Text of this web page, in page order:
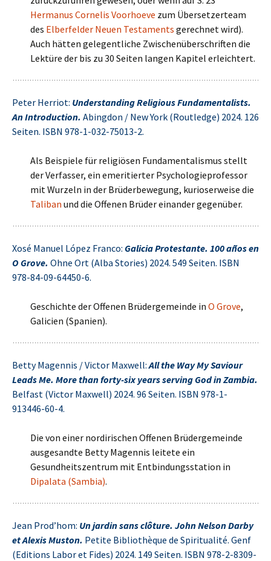
Hermanus Cornelis Voorhoeve zum Übersetzerteam
des Elberfelder Neuen Testaments gerechnet wird).
Auch hätten gelegentliche Zwischenüberschriften die
Lektüre der bis zu 30 Seiten langen Kapitel erleichtert.
Peter Herriot: Understanding Religious Fundamentalists.
An Introduction. Abingdon / New York (Routledge) 2024. 126
Seiten. ISBN 978-1-032-75013-2.
Als Beispiele für religiösen Fundamentalismus stellt
der Verfasser, ein emeritierter Psychologieprofessor
mit Wurzeln in der Brüderbewegung, kurioserweise die
Taliban und die Offenen Brüder einander gegenüber.
Xosé Manuel López Franco: Galicia Protestante. 100 años en
O Grove. Ohne Ort (Alba Stories) 2024. 549 Seiten. ISBN
978-84-09-64450-6.
Geschichte der Offenen Brüdergemeinde in O Grove,
Galicien (Spanien).
Betty Magennis / Victor Maxwell:All the Way My Saviour
Leads Me. More than forty-six ye‍ars serving God in Zambia.
Belfast (Victor Maxwell) 2024. 96 Seiten. ISBN 978-1-
913446-60-4.
Die von einer nordirischen Offenen Brüdergemeinde
ausgesandte Betty Magennis leitete ein
Gesundheitszentrum mit Entbindungsstation in
Dipalata (Sambia).
Jean Prod’hom: Un jardin sans clôture. John Nelson Darby
et Alexis Muston. Petite Bibliothèque de Spiritualité. Genf
(Editions Labor et Fides) 2024. 149 Seiten. ISBN 978-2-8309-